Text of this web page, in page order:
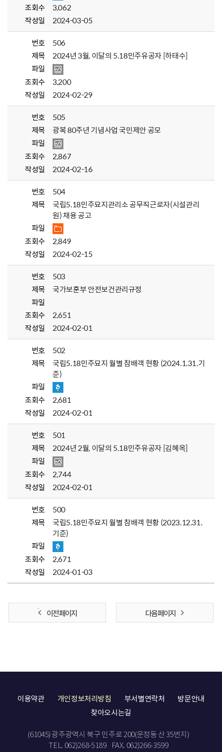
조회수
3,062
작성일
2024-03-05
번호
506
제목
2024년 3월, 이달의 5.18민주유공자 [하태수]
파일
조회수
3,200
작성일
2024-02-29
번호
505
제목
광복 80주년 기념사업 국민제안 공모
파일
조회수
2,867
작성일
2024-02-16
번호
504
제목
국립5.18민주묘지관리소 공무직근로자(시설관리
원) 채용 공고
파일
조회수
2,849
작성일
2024-02-15
번호
503
제목
국가보훈부 안전보건관리규정
파일
조회수
2,651
작성일
2024-02-01
번호
502
제목
국립5.18민주묘지 월별 참배객 현황 (2024.1.31.기
준)
파일
조회수
2,681
작성일
2024-02-01
번호
501
제목
2024년 2월, 이달의 5.18민주유공자 [김혜옥]
파일
조회수
2,744
작성일
2024-02-01
번호
500
제목
국립5.18민주묘지 월별 참배객 현황 (2023.12.31.
기준)
파일
조회수
2,671
작성일
2024-01-03
이전 페이지 다음 페이지
이용약관 개인정보처리방침 부서별연락처
방문안내
찾아오시는길
(61045) 광주광역시 북구 민주로 200(운정동 산 35번지)
TEL. 062)268-5189
FAX. 062)266-3599